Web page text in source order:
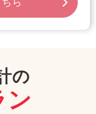
ら
の
ン